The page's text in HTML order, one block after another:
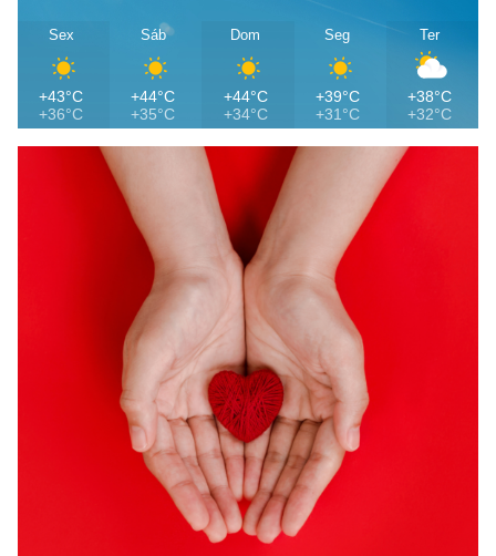
Sex
+43°C
+36°C
Sáb
+44°C
+35°C
Dom
+44°C
+34°C
Seg
+39°C
+31°C
Ter
+38°C
+32°C